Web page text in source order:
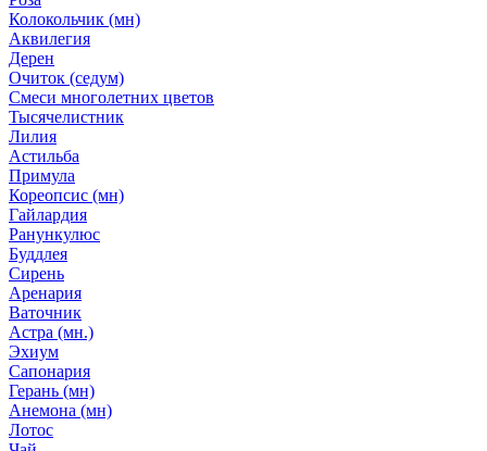
Колокольчик (мн)
Аквилегия
Дерен
Очиток (седум)
Смеси многолетних цветов
Тысячелистник
Лилия
Астильба
Примула
Кореопсис (мн)
Гайлардия
Ранункулюс
Буддлея
Сирень
Аренария
Ваточник
Астра (мн.)
Эхиум
Сапонария
Герань (мн)
Анемона (мн)
Лотос